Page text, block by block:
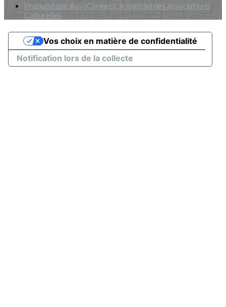
Propulsé par AssoConnect, le logiciel des associations
Culturelles
Notification lors de la collecte
Vos choix en matière de confidentialité